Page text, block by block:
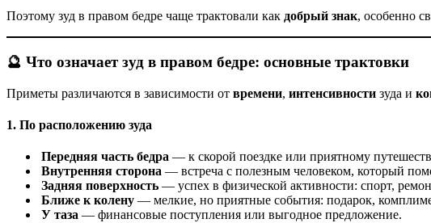
Поэтому зуд в правом бедре чаще трактовали как добрый знак, особенно
🔮 Что означает зуд в правом бедре: основные трактовки
Приметы различаются в зависимости от времени, интенсивности зуда и
1. По расположению зуда
Передняя часть бедра — к скорой поездке или приятному
Внутренняя сторона — встреча с полезным человеком, который
Задняя поверхность — успех в физической активности: спорт,
Ближе к колену — мелкие, но приятные события: подарок,
У таза — финансовые поступления или выгодное предложение.